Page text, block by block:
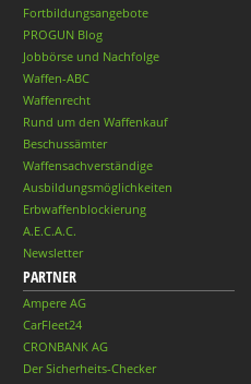
Fortbildungsangebote
PROGUN Blog
Jobbörse und Nachfolge
Waffen-ABC
Waffenrecht
Rund um den Waffenkauf
Beschussämter
Waffensachverständige
Ausbildungsmöglichkeiten
Erbwaffenblockierung
A.E.C.A.C.
Newsletter
PARTNER
Ampere AG
CarFleet24
CRONBANK AG
Der Sicherheits-Checker